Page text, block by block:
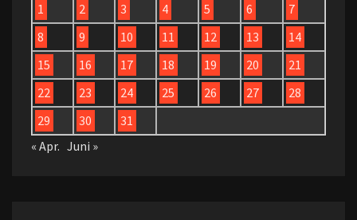
1
2 3 4 5 6
7
8
9 10 11 12 13
14
15
16 17 18 19 20
21
22
23 24 25 26 27
28
29
30
31
« Apr. Juni »